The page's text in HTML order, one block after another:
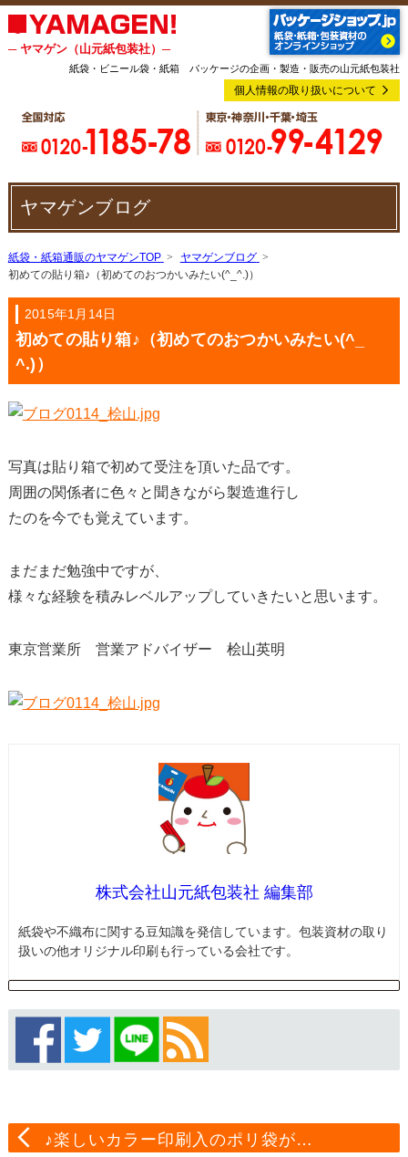
─ ヤマゲン（山元紙包装社）─
紙袋・ビニール袋・紙箱 パッケージの企画・製造・販売の山元紙包装社
個人情報の取り扱いについて
ヤマゲンブログ
紙袋・紙箱通販のヤマゲンTOP
ヤマゲンブログ
初めての貼り箱♪（初めてのおつかいみたい(^_^.)）
2015年1月14日
初めての貼り箱♪（初めてのおつかいみたい(^_
^.)）
写真は貼り箱で初めて受注を頂いた品です。
周囲の関係者に色々と聞きながら製造進行し
たのを今でも覚えています。
まだまだ勉強中ですが、
様々な経験を積みレベルアップしていきたいと思います。
東京営業所 営業アドバイザー 桧山英明
株式会社山元紙包装社 編集部
紙袋や不織布に関する豆知識を発信しています。包装資材の取り
扱いの他オリジナル印刷も行っている会社です。
♪楽しいカラー印刷入のポリ袋が…